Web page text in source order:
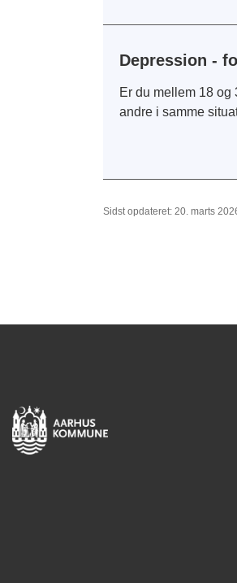
Depression -
Er du mellem 18 og
andre i samme
Sidst opdateret: 20. marts